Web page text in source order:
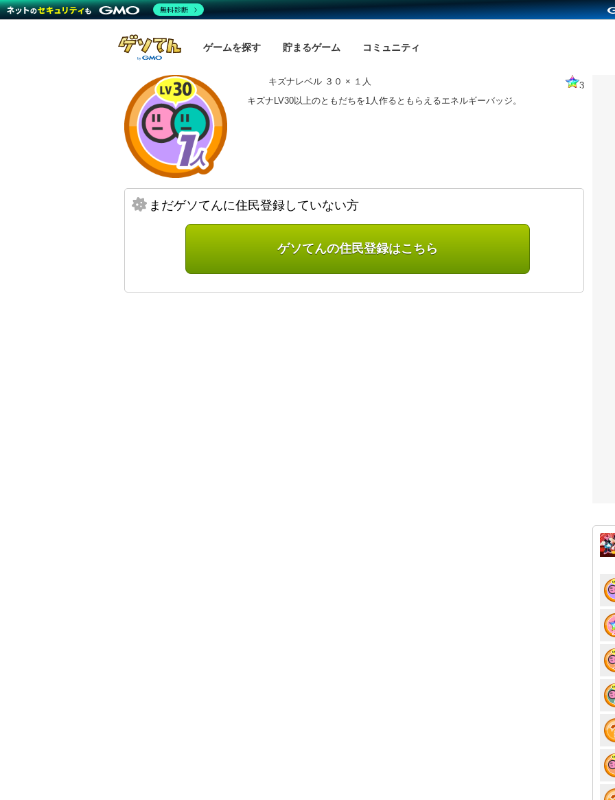
ゲームを探す 貯まるゲーム コミュニティ
キズナレベル ３０ × １人
3
キズナLV30以上のともだちを1人作るともらえるエネルギーバッジ。
まだゲソてんに住民登録していない方
ゲソてんの住民登録はこちら
無料診断